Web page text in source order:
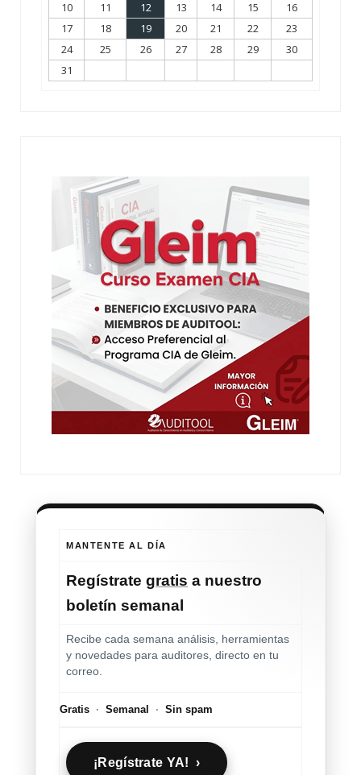
10
11 12 13 14 15
16
17
18 19 20 21 22
23
24
25 26 27 28 29
30
31
MANTENTE AL DÍA
Regístrate gratis a nuestro
boletín semanal
Recibe cada semana análisis, herramientas
y novedades para auditores, directo en tu
correo.
Gratis · Semanal · Sin spam
¡Regístrate YA! ›